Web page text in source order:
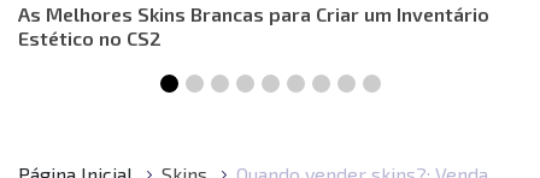
As Melhores Skins Brancas para Criar um Inventário
Estético no CS2